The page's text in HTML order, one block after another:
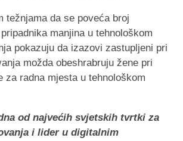
od najvećih svjetskih tvrtki za
i lider u digitalnim